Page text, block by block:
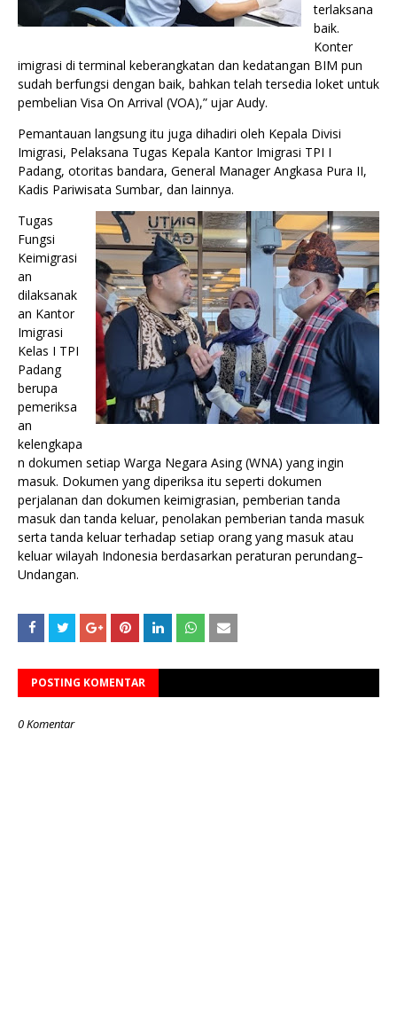
terlaksana
baik.
Konter
imigrasi di terminal keberangkatan dan kedatangan BIM pun
sudah berfungsi dengan baik, bahkan telah tersedia loket untuk
pembelian Visa On Arrival (VOA),” ujar Audy.
Pemantauan langsung itu juga dihadiri oleh Kepala Divisi
Imigrasi, Pelaksana Tugas Kepala Kantor Imigrasi TPI I
Padang, otoritas bandara, General Manager Angkasa Pura II,
Kadis Pariwisata Sumbar, dan lainnya.
Tugas
Fungsi
Keimigrasi
an
dilaksanak
an Kantor
Imigrasi
Kelas I TPI
Padang
berupa
pemeriksa
an
kelengkapa
n dokumen setiap Warga Negara Asing (WNA) yang ingin
masuk. Dokumen yang diperiksa itu seperti dokumen
perjalanan dan dokumen keimigrasian, pemberian tanda
masuk dan tanda keluar, penolakan pemberian tanda masuk
serta tanda keluar terhadap setiap orang yang masuk atau
keluar wilayah Indonesia berdasarkan peraturan perundang–
Undangan.
POSTING KOMENTAR
0 Komentar